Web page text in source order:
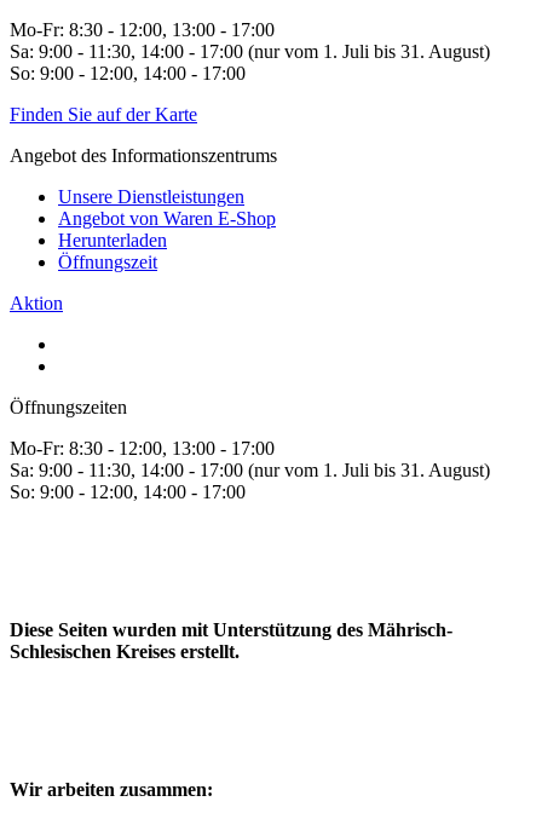
Mo-Fr: 8:30 - 12:00, 13:00 - 17:00
Sa: 9:00 - 11:30, 14:00 - 17:00 (nur vom 1. Juli bis 31. August)
So: 9:00 - 12:00, 14:00 - 17:00
Finden Sie auf der Karte
Angebot des Informationszentrums
Unsere Dienstleistungen
Angebot von Waren E-Shop
Herunterladen
Öffnungszeit
Aktion
Öffnungszeiten
Mo-Fr: 8:30 - 12:00, 13:00 - 17:00
Sa: 9:00 - 11:30, 14:00 - 17:00 (nur vom 1. Juli bis 31. August)
So: 9:00 - 12:00, 14:00 - 17:00
Diese Seiten wurden mit Unterstützung des Mährisch-
Schlesischen Kreises erstellt.
Wir arbeiten zusammen: